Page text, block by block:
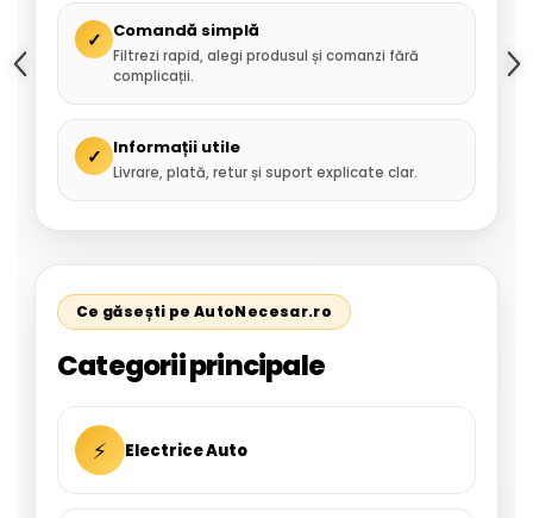
✓ Comandă simplă
Filtrezi rapid, alegi produsul și comanzi fără
complicații.
✓ Informații utile
Livrare, plată, retur și suport explicate clar.
Ce găsești pe AutoNecesar.ro
Categorii principale
⚡ Electrice Auto